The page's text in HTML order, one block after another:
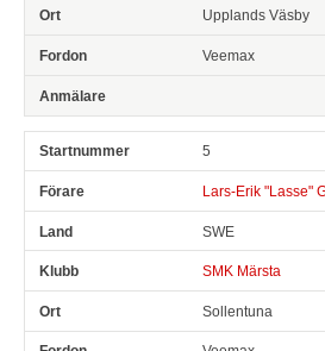
Upplands Väsby
Veemax
5
Lars-Erik "Lasse"
SWE
SMK Märsta
Sollentuna